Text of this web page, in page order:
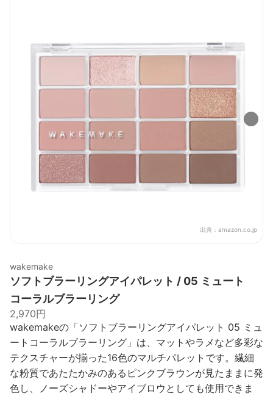
出典： amazon.co.jp
wakemake
ソフトブラーリングアイパレット / 05 ミュート
コーラルブラーリング
2,970円
wakemakeの「ソフトブラーリングアイパレット 05 ミュ
ートコーラルブラーリング」は、マットやラメなど多彩な
テクスチャーが揃った16色のマルチパレットです。繊細
な粉質であたたかみのあるピンクブラウンが見たままに発
色し、ノーズシャドーやアイブロウとしても使用できま